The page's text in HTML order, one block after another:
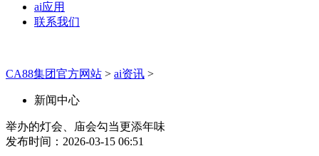
ai应用
联系我们
CA88集团官方网站 > ai资讯 >
新闻中心
举办的灯会、庙会勾当更添年味
发布时间：2026-03-15 06:51